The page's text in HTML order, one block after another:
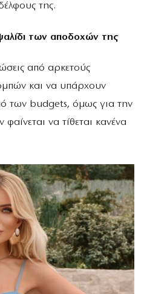
της.
των αποδοχών της
από αρκετούς
και να υπάρχουν
των budgets, όμως για την
να τίθεται κανένα